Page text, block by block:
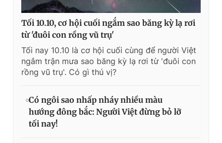
Tối 10.10, cơ hội cuối ngắm sao băng kỳ lạ rơi
từ 'đuôi con rồng vũ trụ'
Tối nay 10.10 là cơ hội cuối cùng để người Việt
ngắm trận mưa sao băng kỳ lạ rơi từ 'đuôi con
rồng vũ trụ'. Có gì thú vị?
Có ngôi sao nhấp nháy nhiều màu
hướng đông bắc: Người Việt đừng bỏ lỡ
tối nay!